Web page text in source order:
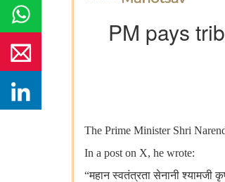
PM pays
The Prime Minister Shri
In a post on X, he wrote:
“महान स्वतंत्रता सेनानी श्यामजी